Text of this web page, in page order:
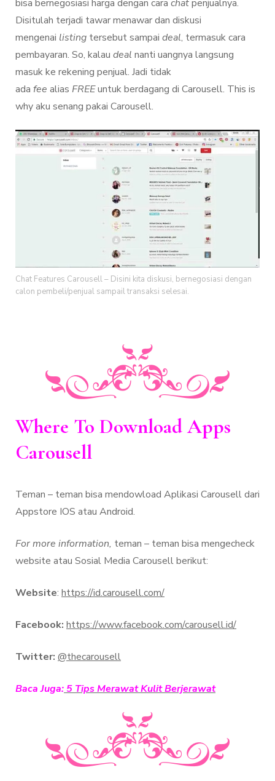
bisa bernegosiasi harga dengan cara chatpenjualnya.
Disitulah terjadi tawar menawar dan diskusi
mengenai listing tersebut sampai deal, termasuk cara
pembayaran. So, kalau deal nanti uangnya langsung
masuk ke rekening penjual. Jadi tidak
ada fee alias FREEuntuk berdagang di Carousell. This is
why aku senang pakai Carousell.
Chat Features Carousell – Disini kita diskusi, bernegosiasi dengan
calon pembeli/penjual sampail transaksi selesai.
Where To Download Apps
Carousell
Teman – teman bisa mendowload Aplikasi Carousell dari
Appstore IOS atau Android.
For more information, teman – teman bisa mengecheck
website atau Sosial Media Carousell berikut:
Website: https://id.carousell.com/
Facebook: https://www.facebook.com/carousell.id/
Twitter: @thecarousell
Baca Juga: 5 Tips Merawat Kulit Berjerawat